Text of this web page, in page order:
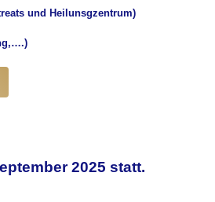
und Heilunsgzentrum)
2025 statt.